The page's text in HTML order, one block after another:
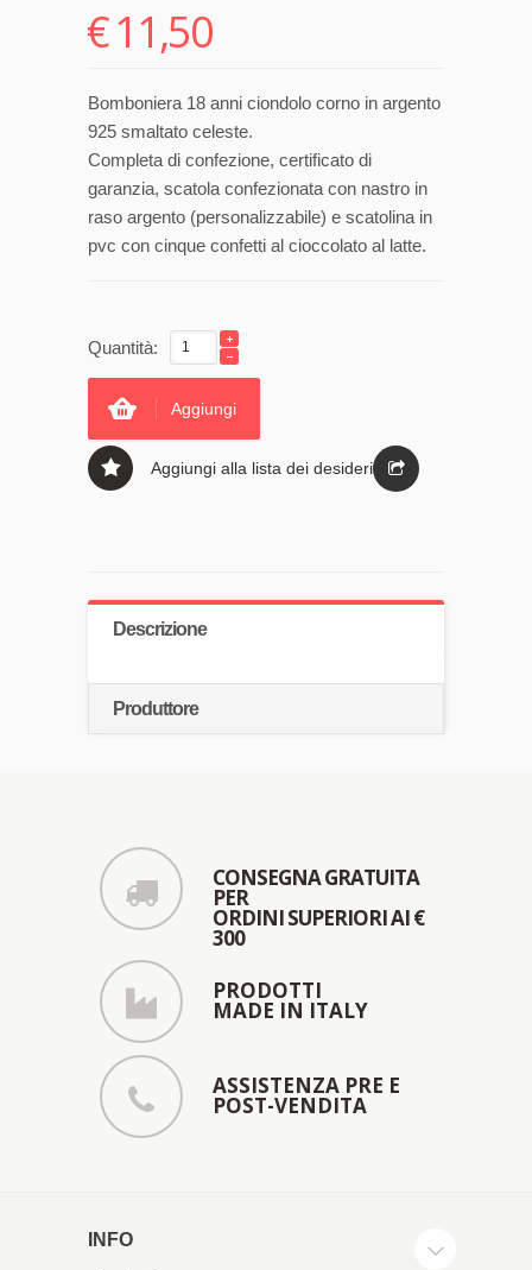
€11,50
Bomboniera 18 anni ciondolo corno in argento
925 smaltato celeste.
Completa di confezione, certificato di
garanzia, scatola confezionata con nastro in
raso argento (personalizzabile) e scatolina in
pvc con cinque confetti al cioccolato al latte.
Quantità:
Aggiungi
Aggiungi alla lista dei desideri
Descrizione
Produttore
CONSEGNA GRATUITA
PER
ORDINI SUPERIORI AI €
300
PRODOTTI
MADE IN ITALY
ASSISTENZA PRE E
POST-VENDITA
INFO